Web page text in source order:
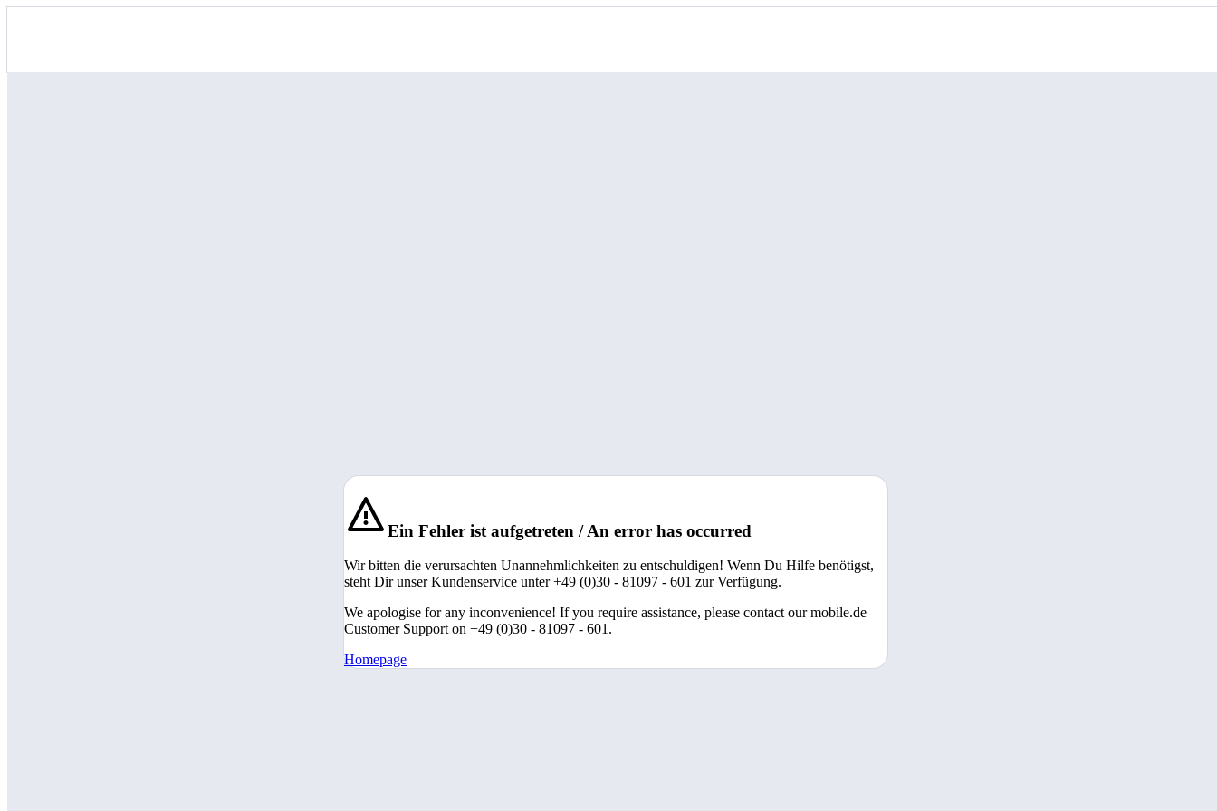
Ein Fehler ist aufgetreten / An error has occurred
Wir bitten die verursachten Unannehmlichkeiten zu entschuldigen! Wenn Du Hilfe benötigst,
steht Dir unser Kundenservice unter +49 (0)30 - 81097 - 601 zur Verfügung.
We apologise for any inconvenience! If you require assistance, please contact our mobile.de
Customer Support on +49 (0)30 - 81097 - 601.
Homepage